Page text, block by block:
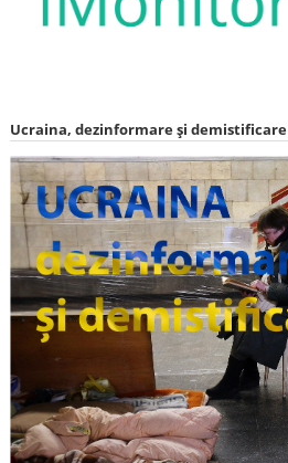
Ucraina, dezinformare și demistificare